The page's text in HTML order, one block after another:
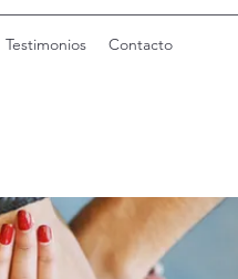
Testimonios Contacto